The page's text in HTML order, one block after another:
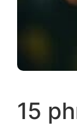
15